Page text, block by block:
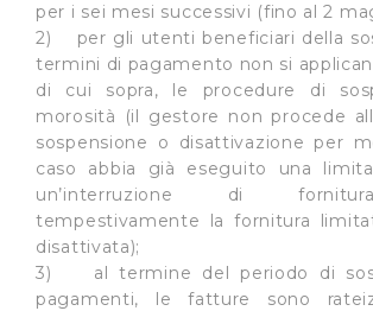
e imposta le tue preferenze nella
modificare o ritirare il tuo consenso in
dalla Dichiarazione sui cookie.
Utilizziamo dei cookie tecnici necessari
fruibile il sito web abilitandone
la navigazione sulle pagine e l'accesso
protette. In linea con le preferenze
dall’Utente e con i consensi dallo
cookie possono essere inoltre utilizzati
traffico sul nostro sito web, per
per i sei mesi successivi (fino al 2
2) per gli utenti beneficiari della
termini di pagamento non si
di cui sopra, le procedure di
morosità (il gestore non procede
sospensione o disattivazione per
caso abbia già eseguito una
un’interruzione di
tempestivamente la fornitura
disattivata);
3) al termine del periodo di
pagamenti, le fatture sono